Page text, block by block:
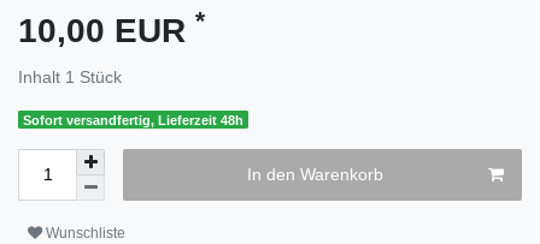
10,00 EUR *
Inhalt 1 Stück
Sofort versandfertig, Lieferzeit 48h
In den Warenkorb
Wunschliste